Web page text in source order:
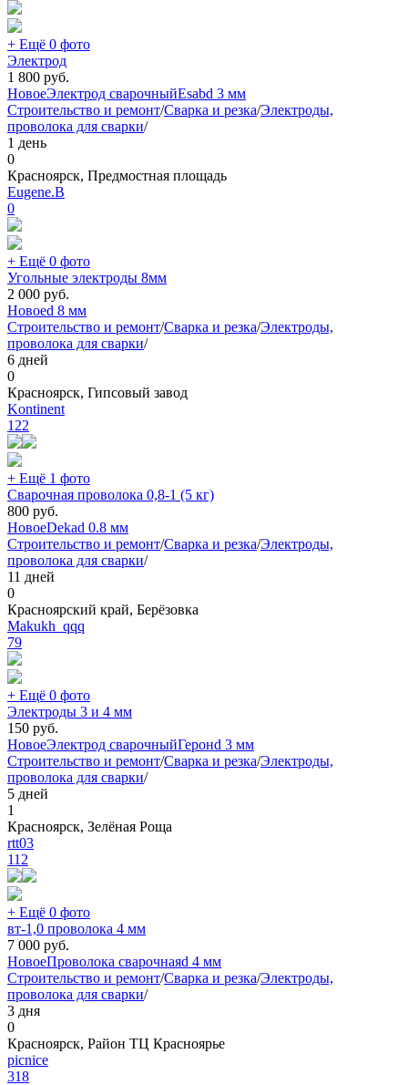
+ Ещё 0 фото
Электрод
1 800 руб.
НовоеЭлектрод сварочныйEsabd 3 мм
Строительство и ремонт/Сварка и резка/Электроды,
проволока для сварки/
1 день
0
Красноярск, Предмостная площадь
Eugene.B
0
+ Ещё 0 фото
Угольные электроды 8мм
2 000 руб.
Новоеd 8 мм
Строительство и ремонт/Сварка и резка/Электроды,
проволока для сварки/
6 дней
0
Красноярск, Гипсовый завод
Kontinent
122
+ Ещё 1 фото
Сварочная проволока 0,8-1 (5 кг)
800 руб.
НовоеDekad 0.8 мм
Строительство и ремонт/Сварка и резка/Электроды,
проволока для сварки/
11 дней
0
Красноярский край, Берёзовка
Makukh_qqq
79
+ Ещё 0 фото
Электроды 3 и 4 мм
150 руб.
НовоеЭлектрод сварочныйГеронd 3 мм
Строительство и ремонт/Сварка и резка/Электроды,
проволока для сварки/
5 дней
1
Красноярск, Зелёная Роща
rtt03
112
+ Ещё 0 фото
вт-1,0 проволока 4 мм
7 000 руб.
НовоеПроволока сварочнаяd 4 мм
Строительство и ремонт/Сварка и резка/Электроды,
проволока для сварки/
3 дня
0
Красноярск, Район ТЦ Красноярье
picnicе
318